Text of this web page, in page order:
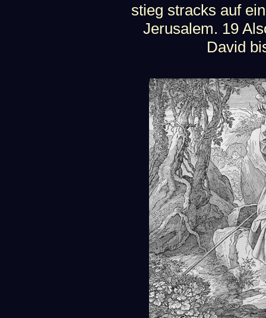
stieg stracks auf
Jerusalem. 19
David